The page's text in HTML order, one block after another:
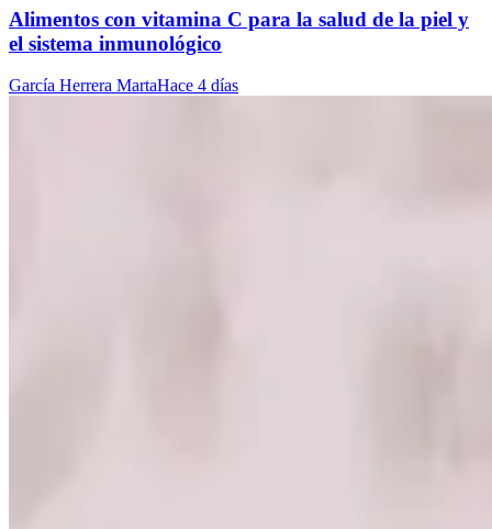
Alimentos con vitamina C para la salud de la piel y
el sistema inmunológico
García Herrera MartaHace 4 días